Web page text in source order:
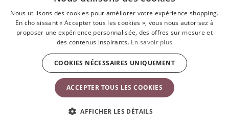
Autres produits susceptibles de
vous intéresser
Nous utilisons des cookies pour améliorer votre expérience shopping.
En choisissant « Accepter tous les cookies », vous nous autorisez à
proposer une expérience personnalisée, des offres sur mesure et
des contenus inspirants. En savoir plus
ACCEPTER TOUS LES COOKIES
COOKIES NÉCESSAIRES UNIQUEMENT
AFFICHER LES DÉTAILS